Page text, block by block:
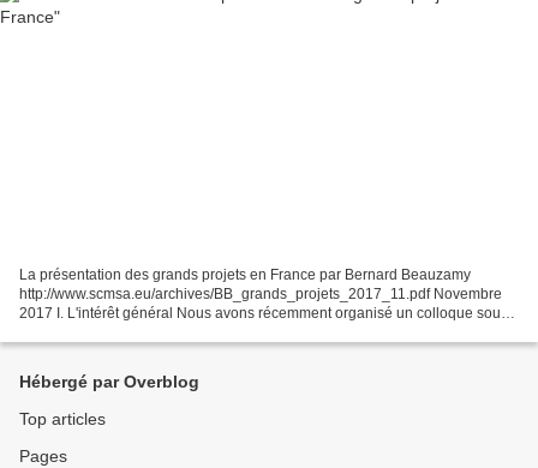
La présentation des grands projets en France par Bernard Beauzamy
http://www.scmsa.eu/archives/BB_grands_projets_2017_11.pdf Novembre
2017 I. L'intérêt général Nous avons récemment organisé un colloque sous
Hébergé par Overblog
Top articles
Pages